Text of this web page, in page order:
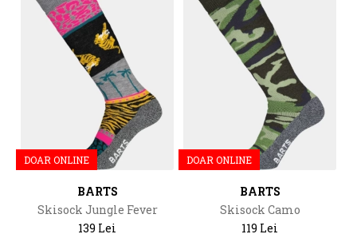
DOAR ONLINE
BARTS
Skisock Jungle Fever
139 Lei
DOAR ONLINE
BARTS
Skisock Camo
119 Lei